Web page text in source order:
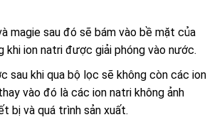
magie sau đó sẽ bám vào bề mặt của
khi ion natri được giải phóng vào nước.
sau khi qua bộ lọc sẽ không còn các ion
vào đó là các ion natri không ảnh
bị và quá trình sản xuất.